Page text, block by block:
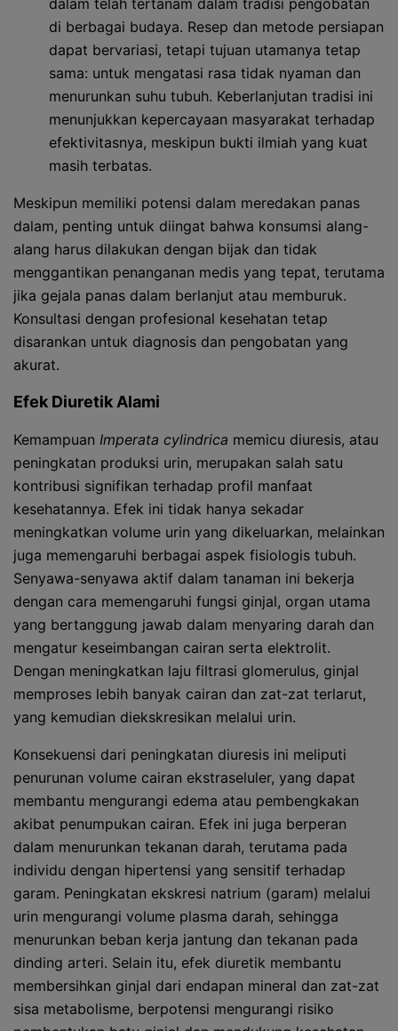
dalam telah tertanam dalam tradisi pengobatan
di berbagai budaya. Resep dan metode persiapan
dapat bervariasi, tetapi tujuan utamanya tetap
sama: untuk mengatasi rasa tidak nyaman dan
menurunkan suhu tubuh. Keberlanjutan tradisi ini
menunjukkan kepercayaan masyarakat terhadap
efektivitasnya, meskipun bukti ilmiah yang kuat
masih terbatas.
Meskipun memiliki potensi dalam meredakan panas
dalam, penting untuk diingat bahwa konsumsi alang-
alang harus dilakukan dengan bijak dan tidak
menggantikan penanganan medis yang tepat, terutama
jika gejala panas dalam berlanjut atau memburuk.
Konsultasi dengan profesional kesehatan tetap
disarankan untuk diagnosis dan pengobatan yang
akurat.
Efek Diuretik Alami
Kemampuan Imperata cylindrica memicu diuresis, atau
peningkatan produksi urin, merupakan salah satu
kontribusi signifikan terhadap profil manfaat
kesehatannya. Efek ini tidak hanya sekadar
meningkatkan volume urin yang dikeluarkan, melainkan
juga memengaruhi berbagai aspek fisiologis tubuh.
Senyawa-senyawa aktif dalam tanaman ini bekerja
dengan cara memengaruhi fungsi ginjal, organ utama
yang bertanggung jawab dalam menyaring darah dan
mengatur keseimbangan cairan serta elektrolit.
Dengan meningkatkan laju filtrasi glomerulus, ginjal
memproses lebih banyak cairan dan zat-zat terlarut,
yang kemudian diekskresikan melalui urin.
Konsekuensi dari peningkatan diuresis ini meliputi
penurunan volume cairan ekstraseluler, yang dapat
membantu mengurangi edema atau pembengkakan
akibat penumpukan cairan. Efek ini juga berperan
dalam menurunkan tekanan darah, terutama pada
individu dengan hipertensi yang sensitif terhadap
garam. Peningkatan ekskresi natrium (garam) melalui
urin mengurangi volume plasma darah, sehingga
menurunkan beban kerja jantung dan tekanan pada
dinding arteri. Selain itu, efek diuretik membantu
membersihkan ginjal dari endapan mineral dan zat-zat
sisa metabolisme, berpotensi mengurangi risiko